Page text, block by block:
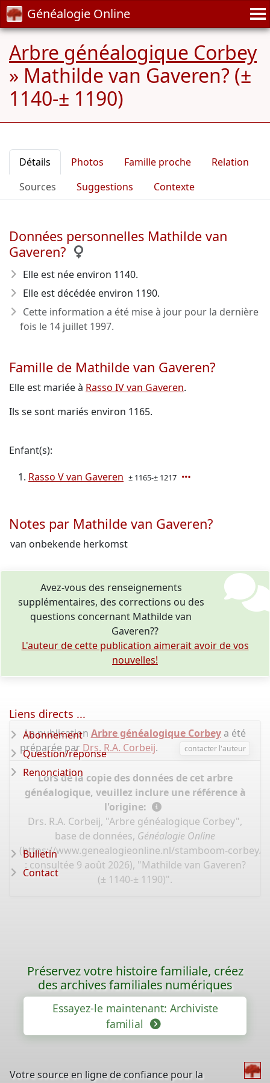
Généalogie Online
Arbre généalogique Corbey
» Mathilde van Gaveren? (±
1140-± 1190)
Détails Photos Famille proche
Relation
Sources
Suggestions Contexte
Données personnelles Mathilde van
Gaveren?
Elle est née environ 1140.
Elle est décédée environ 1190.
Cette information a été mise à jour pour la dernière
fois le 14 juillet 1997.
Famille de Mathilde van Gaveren?
Elle est mariée à Rasso IV van Gaveren.
Ils se sont mariés environ 1165.
Enfant(s):
Rasso V van Gaveren ± 1165-± 1217
Notes par Mathilde van Gaveren?
van onbekende herkomst
Avez-vous des renseignements
supplémentaires, des corrections ou des
questions concernant Mathilde van
Gaveren??
L'auteur de cette publication aimerait avoir de vos
nouvelles!
La publication Arbre généalogique Corbeya été
préparée par Drs. R.A. Corbeij. contacter l'auteur
Lors de la copie des données de cet arbre
généalogique, veuillez inclure une référence à
l'origine:
Drs. R.A. Corbeij, "Arbre généalogique Corbey",
base de données, Généalogie Online
(https://www.genealogieonline.nl/stamboom-corbey/
: consultée 9 août 2026), "Mathilde van Gaveren?
(± 1140-± 1190)".
Liens directs ...
Abonnement
Question/réponse
Renonciation
Bulletin
Contact
Préservez votre histoire familiale, créez
des archives familiales numériques
Essayez-le maintenant: Archiviste
familial
Votre source en ligne de confiance pour la